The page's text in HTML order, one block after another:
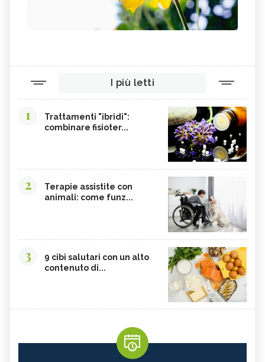
I più letti
1
Trattamenti "ibridi":
combinare fisioter...
2
Terapie assistite con
animali: come funz...
3
9 cibi salutari con un alto
contenuto di...